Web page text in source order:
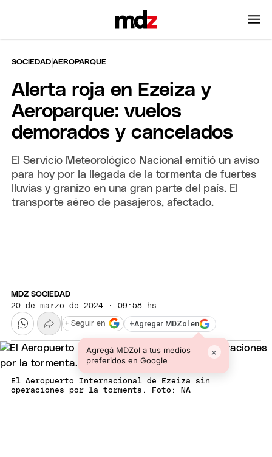
SOCIEDAD |AEROPARQUE
Alerta roja en Ezeiza y
Aeroparque: vuelos
demorados y cancelados
El Servicio Meteorológico Nacional emitió un aviso
para hoy por la llegada de la tormenta de fuertes
lluvias y granizo en una gran parte del país. El
transporte aéreo de pasajeros, afectado.
MDZ SOCIEDAD
20 de marzo de 2024 · 09:58 hs
+Agregar MDZol en
Agregá MDZol a tus medios
preferidos en Google
×
+ Seguir en
El Aeropuerto Internacional de Ezeiza sin
operaciones por la tormenta. Foto: NA